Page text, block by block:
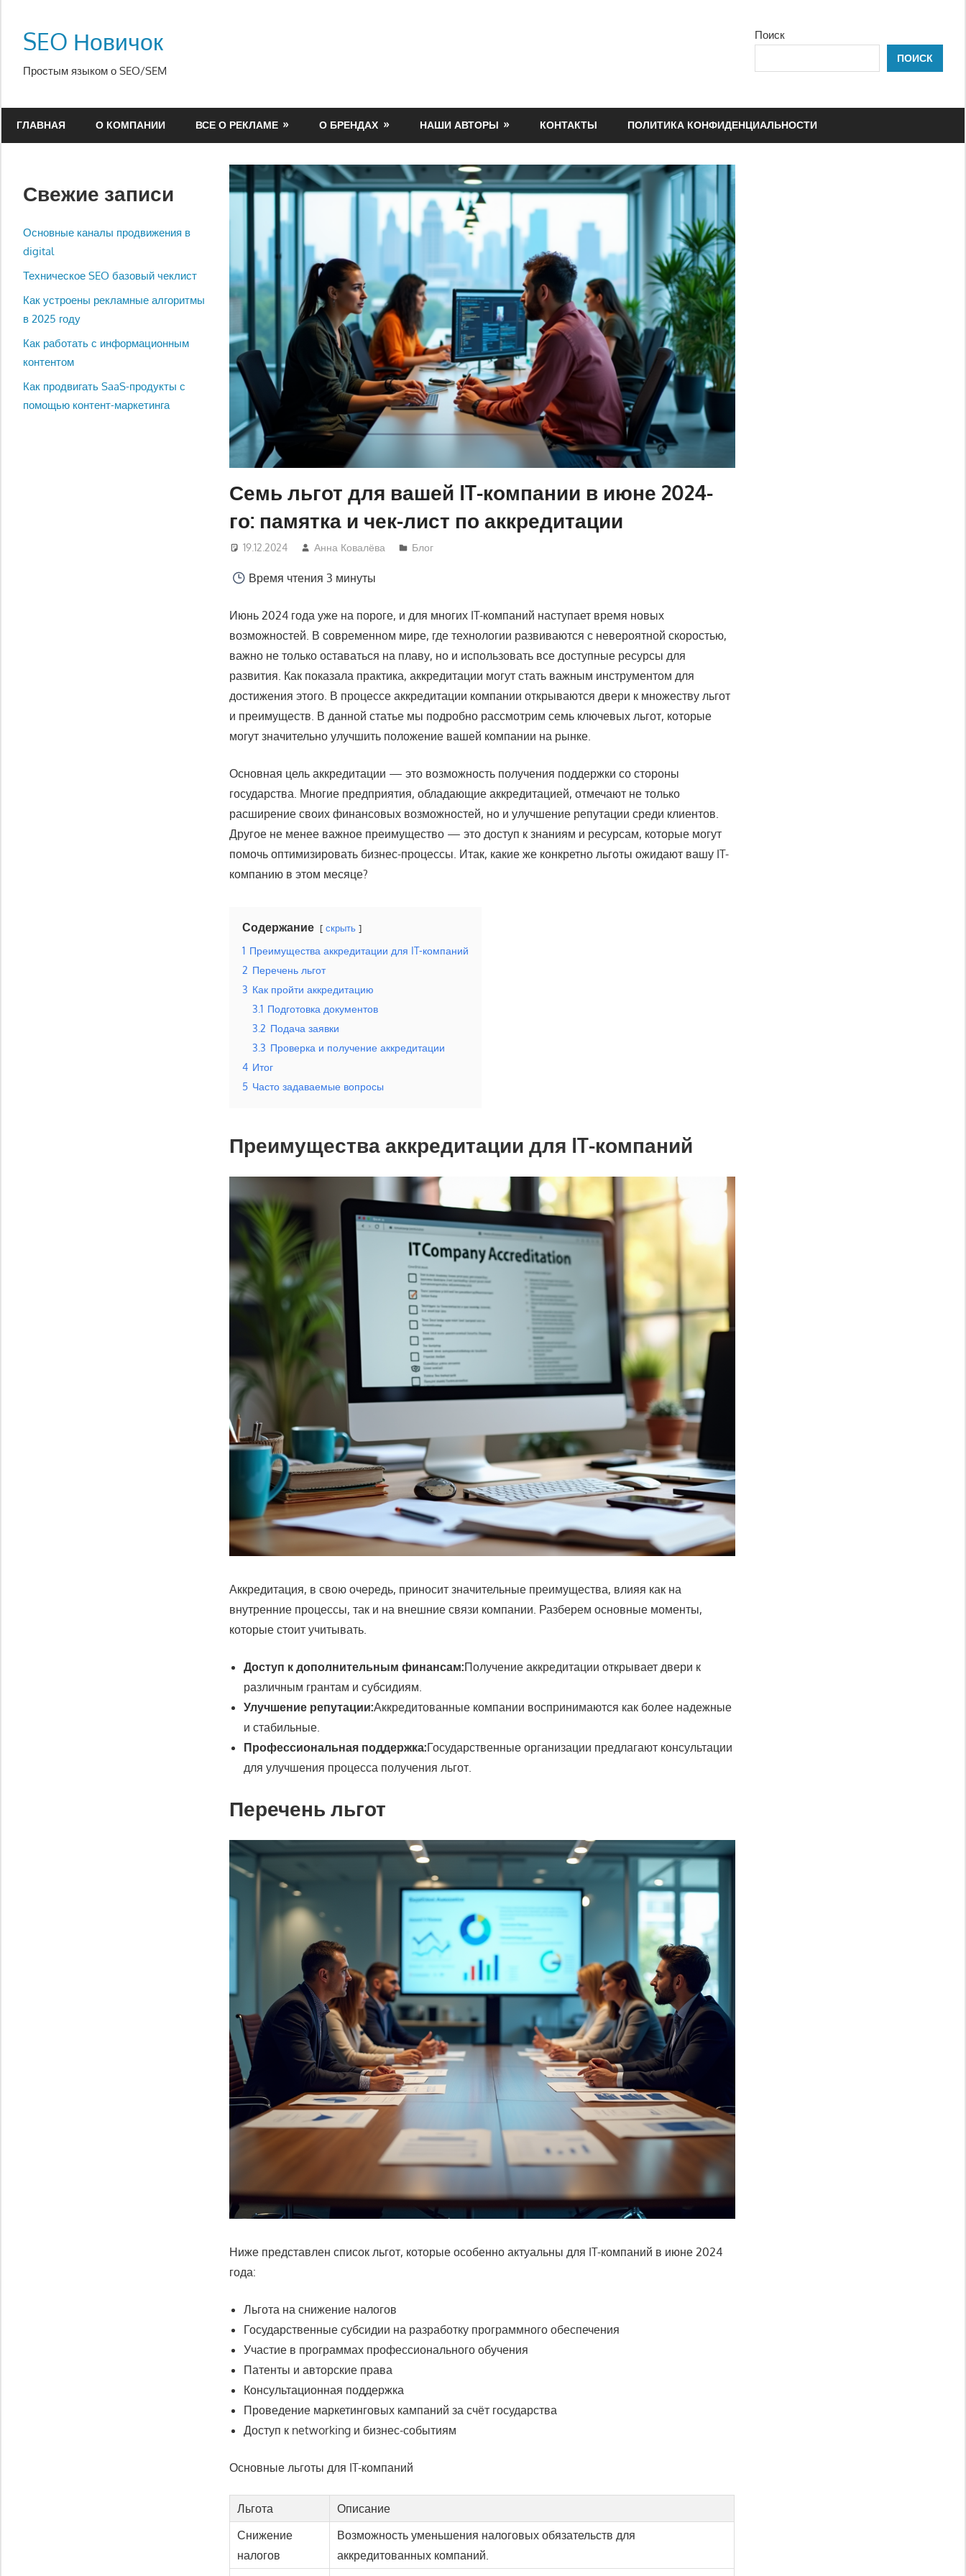
содержимому
SEO Новичок
Простым языком о SEO/SEM
Поиск
ПОИСК
ГЛАВНАЯ О КОМПАНИИ ВСЕ О РЕКЛАМЕ О БРЕНДАХ НАШИ АВТОРЫ КОНТАКТЫ ПОЛИТИКА КОНФИДЕНЦИАЛЬНОСТИ
Семь льгот для вашей IT-компании в июне 2024-
го: памятка и чек-лист по аккредитации
19.12.2024 Анна Ковалёва Блог
Время чтения 3 минуты
Июнь 2024 года уже на пороге, и для многих IT-компаний наступает время новых
возможностей. В современном мире, где технологии развиваются с невероятной скоростью,
важно не только оставаться на плаву, но и использовать все доступные ресурсы для
развития. Как показала практика, аккредитации могут стать важным инструментом для
достижения этого. В процессе аккредитации компании открываются двери к множеству льгот
и преимуществ. В данной статье мы подробно рассмотрим семь ключевых льгот, которые
могут значительно улучшить положение вашей компании на рынке.
Основная цель аккредитации — это возможность получения поддержки со стороны
государства. Многие предприятия, обладающие аккредитацией, отмечают не только
расширение своих финансовых возможностей, но и улучшение репутации среди клиентов.
Другое не менее важное преимущество — это доступ к знаниям и ресурсам, которые могут
помочь оптимизировать бизнес-процессы. Итак, какие же конкретно льготы ожидают вашу IT-
компанию в этом месяце?
Содержание скрыть
1 Преимущества аккредитации для IT-компаний
2 Перечень льгот
3 Как пройти аккредитацию
3.1 Подготовка документов
3.2 Подача заявки
3.3 Проверка и получение аккредитации
4 Итог
5 Часто задаваемые вопросы
Преимущества аккредитации для IT-компаний
Аккредитация, в свою очередь, приносит значительные преимущества, влияя как на
внутренние процессы, так и на внешние связи компании. Разберем основные моменты,
которые стоит учитывать.
Доступ к дополнительным финансам:Получение аккредитации открывает двери к
различным грантам и субсидиям.
Улучшение репутации:Аккредитованные компании воспринимаются как более надежные
и стабильные.
Профессиональная поддержка:Государственные организации предлагают консультации
для улучшения процесса получения льгот.
Перечень льгот
Ниже представлен список льгот, которые особенно актуальны для IT-компаний в июне 2024
года:
Льгота на снижение налогов
Государственные субсидии на разработку программного обеспечения
Участие в программах профессионального обучения
Патенты и авторские права
Консультационная поддержка
Проведение маркетинговых кампаний за счёт государства
Доступ к networking и бизнес-событиям
Основные льготы для IT-компаний
Льгота
Описание
Снижение
налогов
Возможность уменьшения налоговых обязательств для
аккредитованных компаний.
Свежие записи
Основные каналы продвижения в
digital
Техническое SEO базовый чеклист
Как устроены рекламные алгоритмы
в 2025 году
Как работать с информационным
контентом
Как продвигать SaaS-продукты с
помощью контент-маркетинга